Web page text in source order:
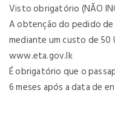
Visto obrigatório (NÃO
A obtenção do pedido
mediante um custo de
www.eta.gov.lk
É obrigatório que o
6 meses após a data de